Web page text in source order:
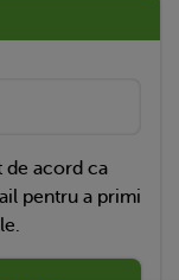
de acord ca
pentru a primi